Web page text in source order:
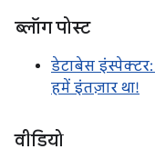
ब्लॉग पोस्ट
डेटाबेस
हमें इंतज़ार था!
वीडियो